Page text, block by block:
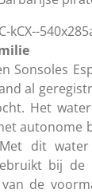
Sonsoles
al
Het
autonome
dit water
bij de
de